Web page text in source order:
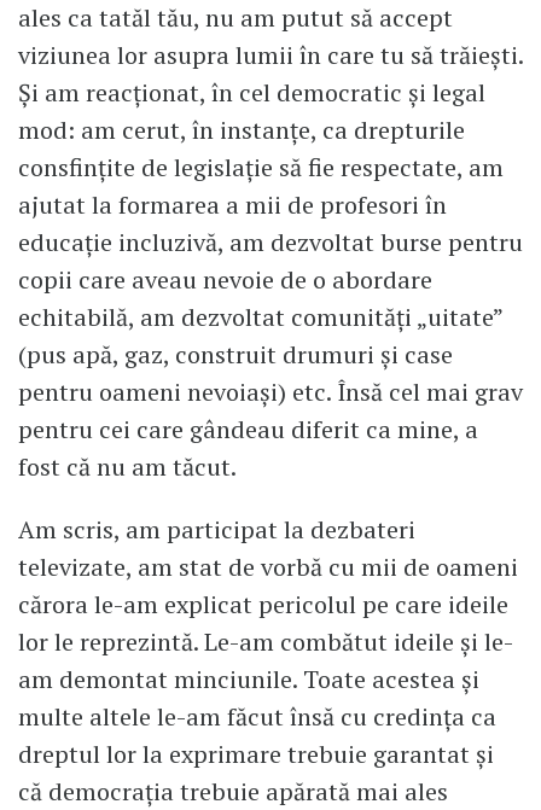
ales ca tatăl tău, nu am putut să accept
viziunea lor asupra lumii în care tu să trăiești.
Și am reacționat, în cel democratic și legal
mod: am cerut, în instanțe, ca drepturile
consfințite de legislație să fie respectate, am
ajutat la formarea a mii de profesori în
educație incluzivă, am dezvoltat burse pentru
copii care aveau nevoie de o abordare
echitabilă, am dezvoltat comunități „uitate”
(pus apă, gaz, construit drumuri și case
pentru oameni nevoiași) etc. Însă cel mai grav
pentru cei care gândeau diferit ca mine, a
fost că nu am tăcut.
Am scris, am participat la dezbateri
televizate, am stat de vorbă cu mii de oameni
cărora le-am explicat pericolul pe care ideile
lor le reprezintă. Le-am combătut ideile și le-
am demontat minciunile. Toate acestea și
multe altele le-am făcut însă cu credința ca
dreptul lor la exprimare trebuie garantat și
că democrația trebuie apărată mai ales